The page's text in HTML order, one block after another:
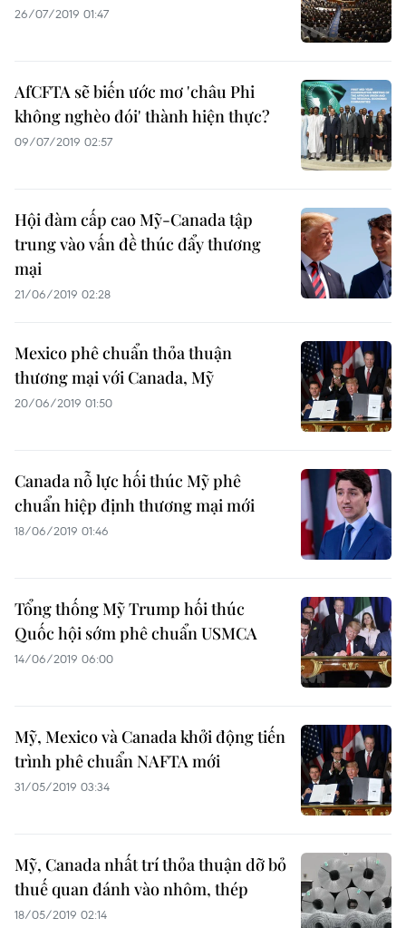
26/07/2019 01:47
AfCFTA sẽ biến ước mơ 'châu Phi
không nghèo đói' thành hiện thực?
09/07/2019 02:57
Hội đàm cấp cao Mỹ-Canada tập
trung vào vấn đề thúc đẩy thương
mại
21/06/2019 02:28
Mexico phê chuẩn thỏa thuận
thương mại với Canada, Mỹ
20/06/2019 01:50
Canada nỗ lực hối thúc Mỹ phê
chuẩn hiệp định thương mại mới
18/06/2019 01:46
Tổng thống Mỹ Trump hối thúc
Quốc hội sớm phê chuẩn USMCA
14/06/2019 06:00
Mỹ, Mexico và Canada khởi động tiến
trình phê chuẩn NAFTA mới
31/05/2019 03:34
Mỹ, Canada nhất trí thỏa thuận dỡ bỏ
thuế quan đánh vào nhôm, thép
18/05/2019 02:14